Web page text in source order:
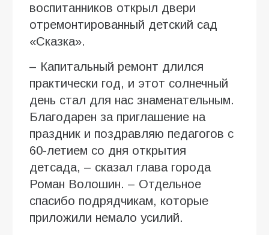
воспитанников открыл двери
отремонтированный детский сад
«Сказка».
– Капитальный ремонт длился
практически год, и этот солнечный
день стал для нас знаменательным.
Благодарен за приглашение на
праздник и поздравляю педагогов с
60-летием со дня открытия
детсада, – сказал глава города
Роман Волошин. – Отдельное
спасибо подрядчикам, которые
приложили немало усилий.